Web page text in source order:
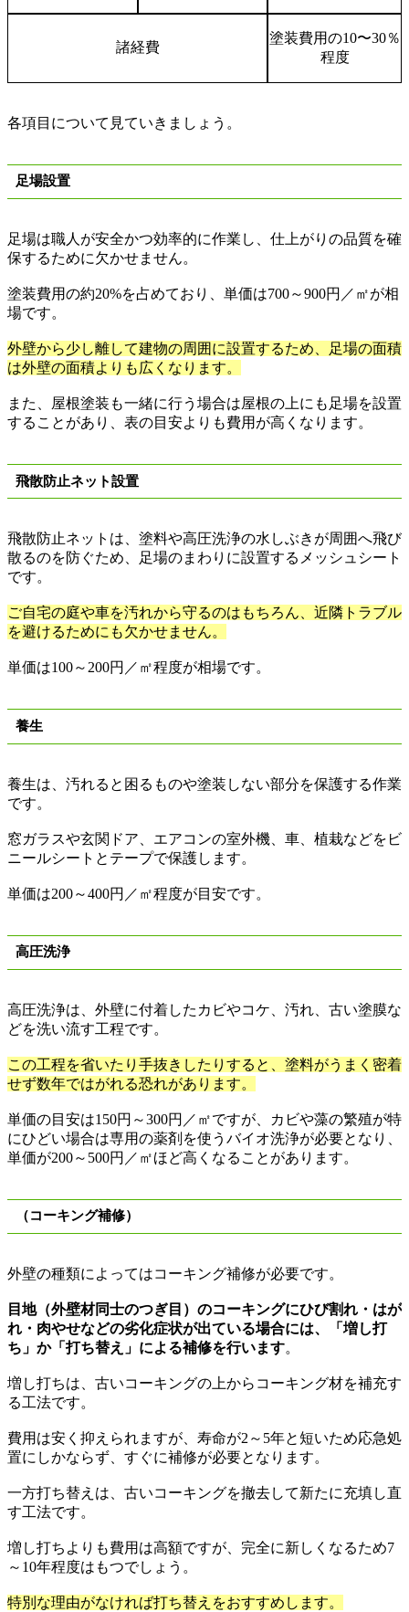
諸経費
塗装費用の10〜30％
程度
各項目について見ていきましょう。
足場設置
足場は職人が安全かつ効率的に作業し、仕上がりの品質を確
保するために欠かせません。
塗装費用の約20%を占めており、単価は700～900円／㎡が相
場です。
外壁から少し離して建物の周囲に設置するため、足場の面積
は外壁の面積よりも広くなります。
また、屋根塗装も一緒に行う場合は屋根の上にも足場を設置
することがあり、表の目安よりも費用が高くなります。
飛散防止ネット設置
飛散防止ネットは、塗料や高圧洗浄の水しぶきが周囲へ飛び
散るのを防ぐため、足場のまわりに設置するメッシュシート
です。
ご自宅の庭や車を汚れから守るのはもちろん、近隣トラブル
を避けるためにも欠かせません。
単価は100～ 200円／㎡程度が相場です。
養生
養生は、汚れると困るものや塗装しない部分を保護する作業
です。
窓ガラスや玄関ドア、エアコンの室外機、車、植栽などをビ
ニールシートとテープで保護します。
単価は200～400円／㎡程度が目安です。
高圧洗浄
高圧洗浄は、外壁に付着したカビやコケ、汚れ、古い塗膜な
どを洗い流す工程です。
この工程を省いたり手抜きしたりすると、塗料がうまく密着
せず数年ではがれる恐れがあります。
単価の目安は150円 ～300円／㎡ですが、カビや藻の繁殖が特
にひどい場合は専用の薬剤を使うバイオ洗浄が必要となり、
単価が200～ 500円／㎡ほど高くなることがあります。
（コーキング補修）
外壁の種類によってはコーキング補修が必要です。
目地（外壁材同士のつぎ目）のコーキングにひび割れ・はが
れ・肉やせなどの劣化症状が出ている場合には、「増し打
ち」か「打ち替え」による補修を行います。
増し打ちは、古いコーキングの上からコーキング材を補充す
る工法です。
費用は安く抑えられますが、寿命が2 ～ 5年と短いため応急処
置にしかならず、すぐに補修が必要となります。
一方打ち替えは、古いコーキングを撤去して新たに充填し直
す工法です。
増し打ちよりも費用は高額ですが、完全に新しくなるため7
～ 10年程度はもつでしょう。
特別な理由がなければ打ち替えをおすすめします。